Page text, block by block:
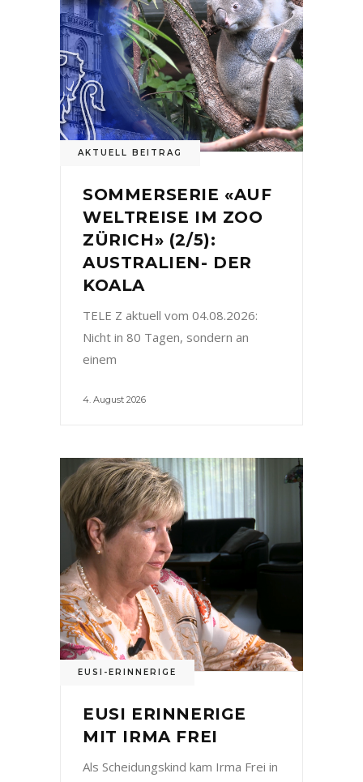
AKTUELL BEITRAG
SOMMERSERIE «AUF
WELTREISE IM ZOO
ZÜRICH» (2/5):
AUSTRALIEN- DER
KOALA
TELE Z aktuell vom 04.08.2026:
Nicht in 80 Tagen, sondern an
einem
4. August 2026
EUSI-ERINNERIGE
EUSI ERINNERIGE
MIT IRMA FREI
Als Scheidungskind kam Irma Frei in